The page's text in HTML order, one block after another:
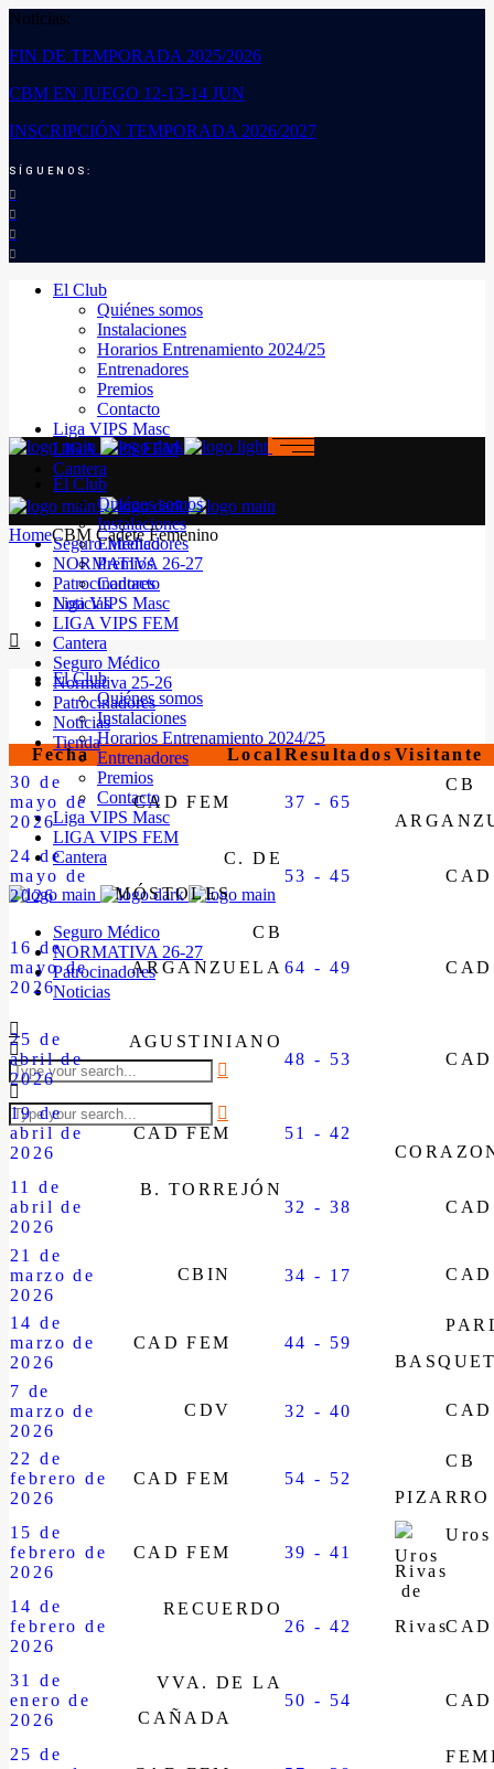
Noticias:
FIN DE TEMPORADA 2025/2026
CBM EN JUEGO 12-13-14 JUN
INSCRIPCIÓN TEMPORADA 2026/2027
SÍGUENOS:
El Club
Quiénes somos
Instalaciones
Horarios Entrenamiento 2024/25
Entrenadores
Premios
Contacto
Liga VIPS Masc
LIGA VIPS FEM
Cantera
Seguro Médico
NORMATIVA 26-27
Patrocinadores
Noticias
El Club
Quiénes somos
Instalaciones
Horarios Entrenamiento 2024/25
Entrenadores
Premios
Contacto
Liga VIPS Masc
LIGA VIPS FEM
Cantera
Seguro Médico
NORMATIVA 26-27
Patrocinadores
Noticias
El Club
Quiénes somos
Instalaciones
Entrenadores
Premios
Contacto
Liga VIPS Masc
LIGA VIPS FEM
Cantera
Seguro Médico
Normativa 25-26
Patrocinadores
Noticias
Tienda
HomeCBM Cadete Femenino
Fecha Local Resultados Visitante
30 de
mayo de
2026
CAD FEM 37 - 65
CB
24 de
mayo de
2026
C. DE
MÓSTOLES
53 - 45
16 de
mayo de
2026
CB
ARGANZUELA 64 - 49
25 de
abril de
2026
AGUSTINIANO
48 - 53
19 de
abril de
2026
CAD FEM
51 - 42
11 de
abril de
2026
B. TORREJÓN
32 - 38
21 de
marzo de
2026
CBIN 34 - 17
14 de
marzo de
2026
CAD FEM 44 - 59
7 de
marzo de
2026
CDV 32 - 40
22 de
febrero de
2026
CAD FEM 54 - 52
CB
PIZARRO
15 de
febrero de
2026
CAD FEM 39 - 41
Uros
Rivas
14 de
febrero de
2026
RECUERDO
26 - 42
31 de
enero de
2026
VVA. DE LA
CAÑADA
50 - 54
25 de